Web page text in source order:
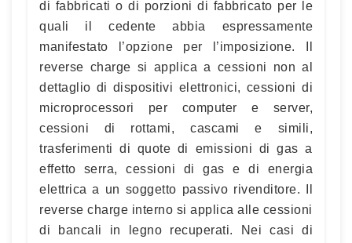
di fabbricati o di porzioni di fabbricato per le
quali il cedente abbia espressamente
manifestato l’opzione per l’imposizione. Il
reverse charge si applica a cessioni non al
dettaglio di dispositivi elettronici, cessioni di
microprocessori per computer e server,
cessioni di rottami, cascami e simili,
trasferimenti di quote di emissioni di gas a
effetto serra, cessioni di gas e di energia
elettrica a un soggetto passivo rivenditore. Il
reverse charge interno si applica alle cessioni
di bancali in legno recuperati. Nei casi di